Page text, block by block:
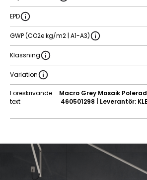
EPD
GWP (CO2e kg/m2 | A1-A3)
Klassning
Variation
Föreskrivande
text
Macro Grey Mosaik
460501298 | Leverantör: